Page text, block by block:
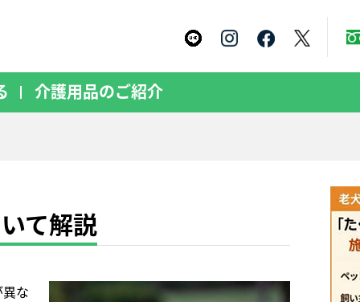
介護用品のご紹介
て解説
な